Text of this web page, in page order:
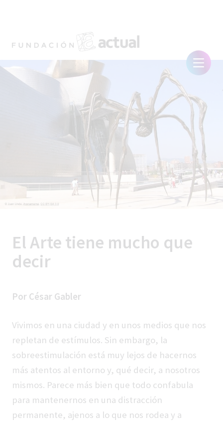
El Arte tiene mucho que
decir
Por César Gabler
Vivimos en una ciudad y en unos medios que nos
repletan de estímulos. Sin embargo, la
sobreestimulación está muy lejos de hacernos
más atentos al entorno y, qué decir, a nosotros
mismos. Parece más bien que todo confabula
para mantenernos en una distracción
permanente, ajenos a lo que nos rodea y a